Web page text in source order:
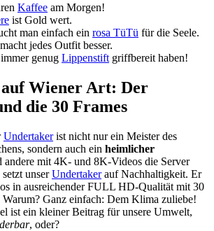
Kaffee am Morgen!
ist Gold wert.
man einfach ein rosa TüTü für die Seele.
macht jedes Outfit besser.
genug Lippenstift griffbereit haben!
Wiener Art: Der
die 30 Frames
Undertakerist nicht nur ein Meister des
sondern auch ein heimlicher
andere mit 4K- und 8K-Videos die Server
unserUndertakerauf Nachhaltigkeit. Er
in ausreichender FULL HD-Qualität mit 30
Warum? Ganz einfach: Dem Klima zuliebe!
ist ein kleiner Beitrag für unsere Umwelt,
, oder?